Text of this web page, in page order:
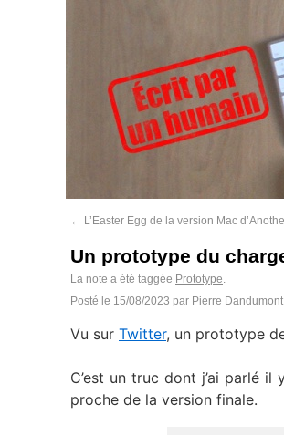
← L’Easter Egg de la version Mac
Un prototype du
La note a été taggée Prototype.
Posté le 15/08/2023 par Pierre Dandumont
Vu sur Twitter, un prototype
C’est un truc dont j’ai parlé
proche de la version finale.